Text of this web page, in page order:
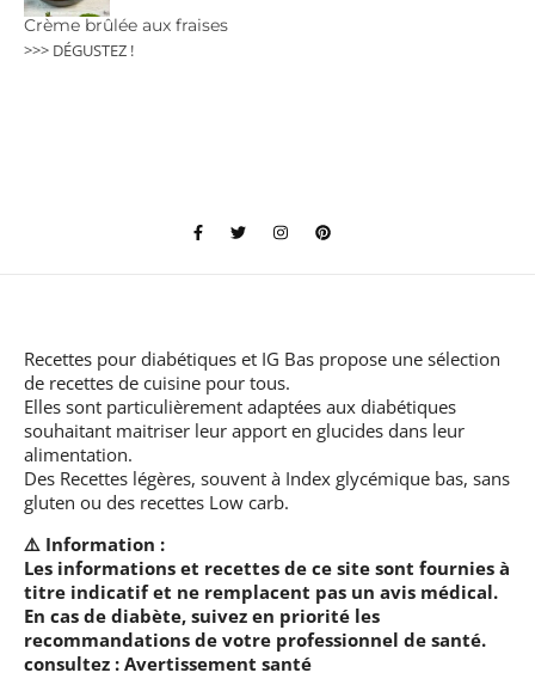
Crème brûlée aux fraises
>>> DÉGUSTEZ !
Recettes pour diabétiques et IG Bas propose une sélection
de recettes de cuisine pour tous.
Elles sont particulièrement adaptées aux diabétiques
souhaitant maitriser leur apport en glucides dans leur
alimentation.
Des Recettes légères, souvent à Index glycémique bas, sans
gluten ou des recettes Low carb.
⚠️ Information :
Les informations et recettes de ce site sont fournies à
titre indicatif et ne remplacent pas un avis médical.
En cas de diabète, suivez en priorité les
recommandations de votre professionnel de santé.
consultez : Avertissement santé